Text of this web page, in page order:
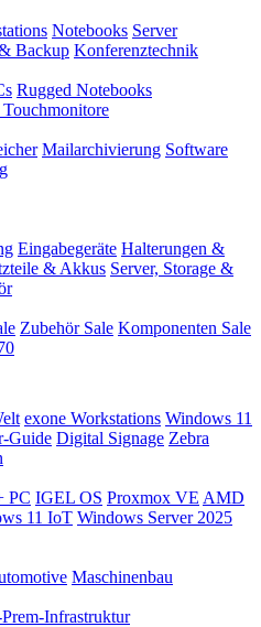
Notebooks Server
Backup Konferenztechnik
Rugged Notebooks
Mailarchivierung Software
Eingabegeräte Halterungen &
& Akkus Server, Storage &
Zubehör Sale Komponenten Sale
exone Workstations Windows 11
Guide Digital Signage Zebra
PC IGEL OS Proxmox VE AMD
11 IoT Windows Server 2025
Maschinenbau
Infrastruktur